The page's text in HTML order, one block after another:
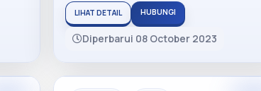
LIHAT DETAIL HUBUNGI
Diperbarui 08 October 2023